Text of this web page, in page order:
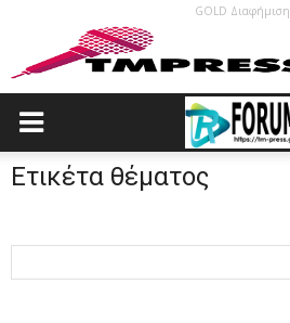
GOLD Διαφήμιση
Ετικέτα θέματος